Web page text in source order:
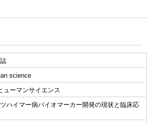
science
ューマンサイエンス
ハイマー病バイオマーカー開発の現状と臨床応